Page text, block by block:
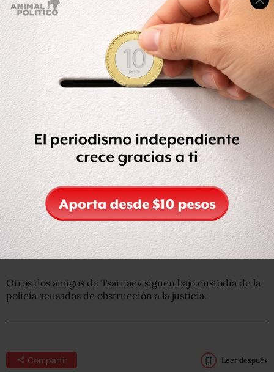
Los abogados de Phillipos le dijeron al tribunal que el
acusado no tenía nada que ver con los ataques en la
maratón de Boston ocurridos el mes pasado, y que no
había peligro de fuga.
Otros dos amigos de Tsarnaev siguen bajo custodia de la
policía acusados de obstrucción a la justicia.
Compartir Leer después